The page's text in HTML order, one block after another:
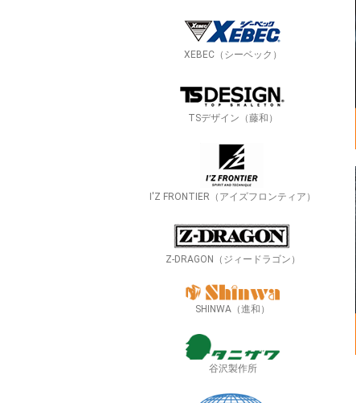
XEBEC（シーベック）
TSデザイン（藤和）
I'Z FRONTIER（アイズフロンティア）
Z-DRAGON（ジィードラゴン）
SHINWA（進和）
谷沢製作所